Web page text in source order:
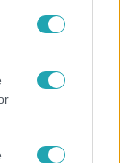
kiemelte,
versenyzője.